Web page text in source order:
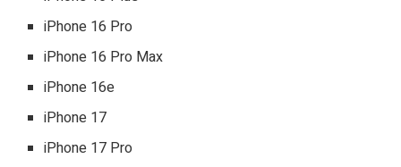
iPhone 16 Pro
iPhone 16 Pro Max
iPhone 16e
iPhone 17
iPhone 17 Pro